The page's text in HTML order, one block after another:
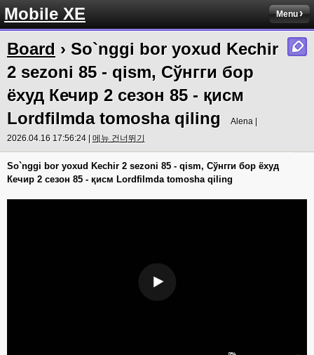
Mobile XE Menu
Board › So`nggi bor yoxud Kechir
2 sezoni 85 - qism, Сўнгги бор
ёхуд Кечир 2 сезон 85 - қисм
Lordfilmda tomosha qiling
Alena |
2026.04.16 17:56:24 | 메뉴 건너뛰기
So`nggi bor yoxud Kechir 2 sezoni 85 - qism, Сўнгги бор ёхуд
Кечир 2 сезон 85 - қисм Lordfilmda tomosha qiling